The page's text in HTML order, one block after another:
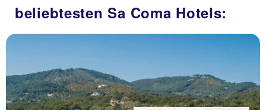
beliebtesten Sa Coma Hotels: